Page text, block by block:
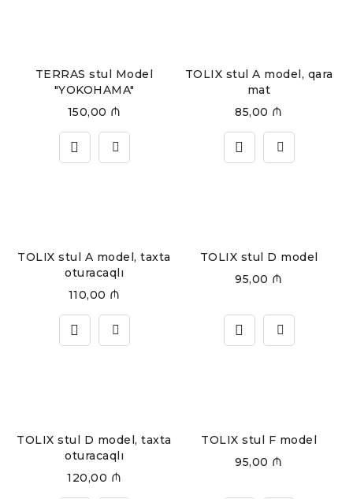
TERRAS stul Model
"YOKOHAMA"
150,00 ₼
TOLIX stul A model, qara
mat
85,00 ₼
TOLIX stul A model, taxta
oturacaqlı
110,00 ₼
TOLIX stul D model
95,00 ₼
TOLIX stul D model, taxta
oturacaqlı
120,00 ₼
TOLIX stul F model
95,00 ₼